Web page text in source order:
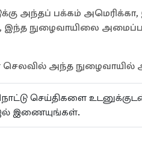
அந்தப் பக்கம் அமெரிக்கா,
நுழைவாயிலை
அந்த நுழைவாயில்
செய்திகளை
இணையுங்கள்.